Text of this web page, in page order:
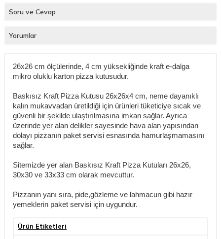
Soru ve Cevap
Yorumlar
26x26 cm ölçülerinde, 4 cm yüksekliğinde kraft e-dalga
mikro oluklu karton pizza kutusudur.
Baskısız Kraft Pizza Kutusu 26x26x4 cm, neme dayanıklı
kalın mukavvadan üretildiği için ürünleri tüketiciye sıcak ve
güvenli bir şekilde ulaştırılmasına imkan sağlar. Ayrıca
üzerinde yer alan delikler sayesinde hava alan yapısından
dolayı pizzanın paket servisi esnasında hamurlaşmamasını
sağlar.
Sitemizde yer alan Baskısız Kraft Pizza Kutuları 26x26,
30x30 ve 33x33 cm olarak mevcuttur.
Pizzanın yanı sıra, pide,gözleme ve lahmacun gibi hazır
yemeklerin paket servisi için uygundur.
Ürün Etiketleri